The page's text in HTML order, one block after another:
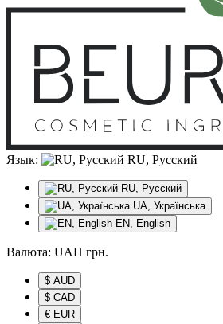
Язык: RU, Русский
RU, Русский
UA, Українська
EN, English
Валюта: UAH грн.
$ AUD
$ CAD
€ EUR